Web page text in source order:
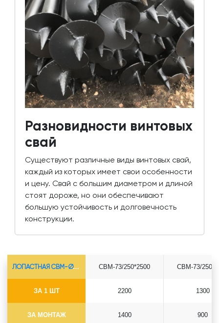
Разновидности винтовых
свай
Существуют различные виды винтовых свай,
каждый из которых имеет свои особенности
и цену. Свай с большим диаметром и длиной
стоят дороже, но они обеспечивают
большую устойчивость и долговечность
конструкции.
ЛОПАСТНАЯ СВМ-Ø73*5.5
ЗА 1 ШТ
ЗА МОНТАЖ
СВМ-73/250*2500
2200
1400
СВМ-73/
1300
900